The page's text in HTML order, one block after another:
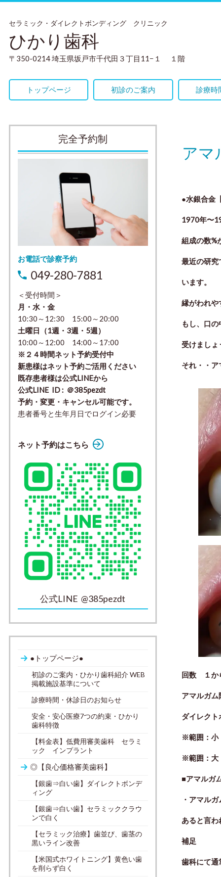
セラミック・ダイレクトボンディング クリニック
ひかり歯科
〒350-0214 埼玉県坂戸市千代田３丁目11−１ １階
トップページ 初診のご案内 診療時
ア
●水銀合金
1970年〜
組成の数%
最近の研究
います。
縁がわれや
もし、口
受けましょ
それ・・
回数 １か
アマルガ
ダイレク
※範囲：小
※範囲：大
■アマルガ
・アマル
あると言わ
補足
歯科にて通
完全予約制
お電話で診察予約
049-280-7881
＜受付時間＞
月・水・金
10:30～12:30 15:00～20:00
土曜日（1週・3週・5週）
10:00～12:00 14:00～17:00
※２４時間ネット予約受付中
新患様はネット予約ご活用ください
既存患者様は公式LINEから
公式LINE ID : ＠385pezdt
予約・変更・キャンセル可能です。
患者番号と生年月日でログイン必要
ネット予約はこちら
公式LINE @385pezdt
●トップページ●
初診のご案内・ひかり歯科紹介 WEB
掲載施設基準について
診療時間・休診日のお知らせ
安全・安心医療7つの約束・ひかり
歯科特徴
【料金表】低費用審美歯科 セラミ
ック インプラント
◎【良心価格審美歯科】
【銀歯⇒白い歯】ダイレクトボンデ
ィング
【銀歯⇒白い歯】セラミッククラウ
ンで白く
【セラミック治療】歯並び、歯茎の
黒いライン改善
【米国式ホワイトニング】黄色い歯
を削らず白く